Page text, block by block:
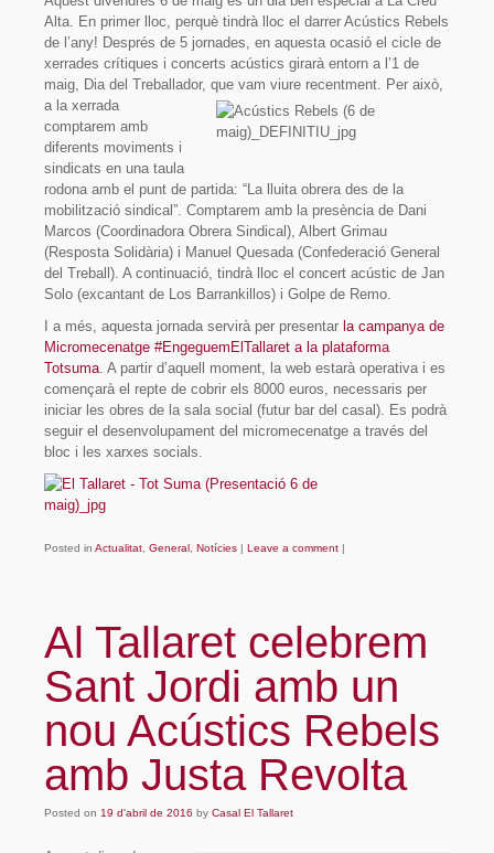
Alta. En primer lloc, perquè tindrà lloc el darrer Acústics Rebels
de l’any! Després de 5 jornades, en aquesta ocasió el cicle de
xerrades crítiques i concerts acústics girarà entorn a l’1 de
maig, Dia del Treballador, que vam viure recentment. Per això,
a la xerrada
comptarem amb
diferents moviments i
sindicats en una taula
rodona amb el punt de partida: “La lluita obrera des de la
mobilització sindical”. Comptarem amb la presència de Dani
Marcos (Coordinadora Obrera Sindical), Albert Grimau
(Resposta Solidària) i Manuel Quesada (Confederació General
del Treball). A continuació, tindrà lloc el concert acústic de Jan
Solo (excantant de Los Barrankillos) i Golpe de Remo.
I a més, aquesta jornada servirà per presentar la campanya de
Micromecenatge #EngeguemElTallaret a la plataforma
Totsuma. A partir d’aquell moment, la web estarà operativa i es
començarà el repte de cobrir els 8000 euros, necessaris per
iniciar les obres de la sala social (futur bar del casal). Es podrà
seguir el desenvolupament del micromecenatge a través del
bloc i les xarxes socials.
Posted in Actualitat, General , Notícies Leave a comment
Al Tallaret celebrem
Sant Jordi amb un
nou Acústics Rebels
amb Justa Revolta
Posted on 19 d'abril de 2016 by Casal El Tallaret